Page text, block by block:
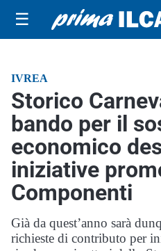
☰
IVREA
Storico
bando per il
economico
iniziative
Componenti
Già da quest’anno sarà
richieste di contributo per